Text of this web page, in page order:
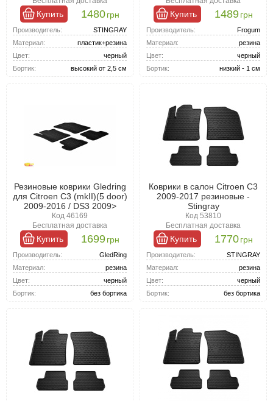
нашем ассортименте есть резиновые, полиуретановые коврики,
каждый материал имеет свои преимущества и особенности, но
резиновые коврики на Ситроен С3 2009- остаются наиболее
популярными.
Купить 1480грн
Производитель:
STINGRAY
Материал:
пластик+резина
Цвет:
черный
Бортик:
высокий от 2,5 см
Купить 1489грн
Производитель:
Frogum
Материал:
резина
Цвет:
черный
Бортик:
низкий - 1 см
Резиновые коврики Gledring
для Citroen C3 (mkII)(5 door)
2009-2016 / DS3 2009>
Код 46169
Бесплатная доставка
Купить 1699грн
Производитель:
GledRing
Материал:
резина
Цвет:
черный
Бортик:
без бортика
Коврики в салон Citroen C3
2009-2017 резиновые -
Stingray
Код 53810
Бесплатная доставка
Купить 1770грн
Производитель:
STINGRAY
Материал:
резина
Цвет:
черный
Бортик:
без бортика